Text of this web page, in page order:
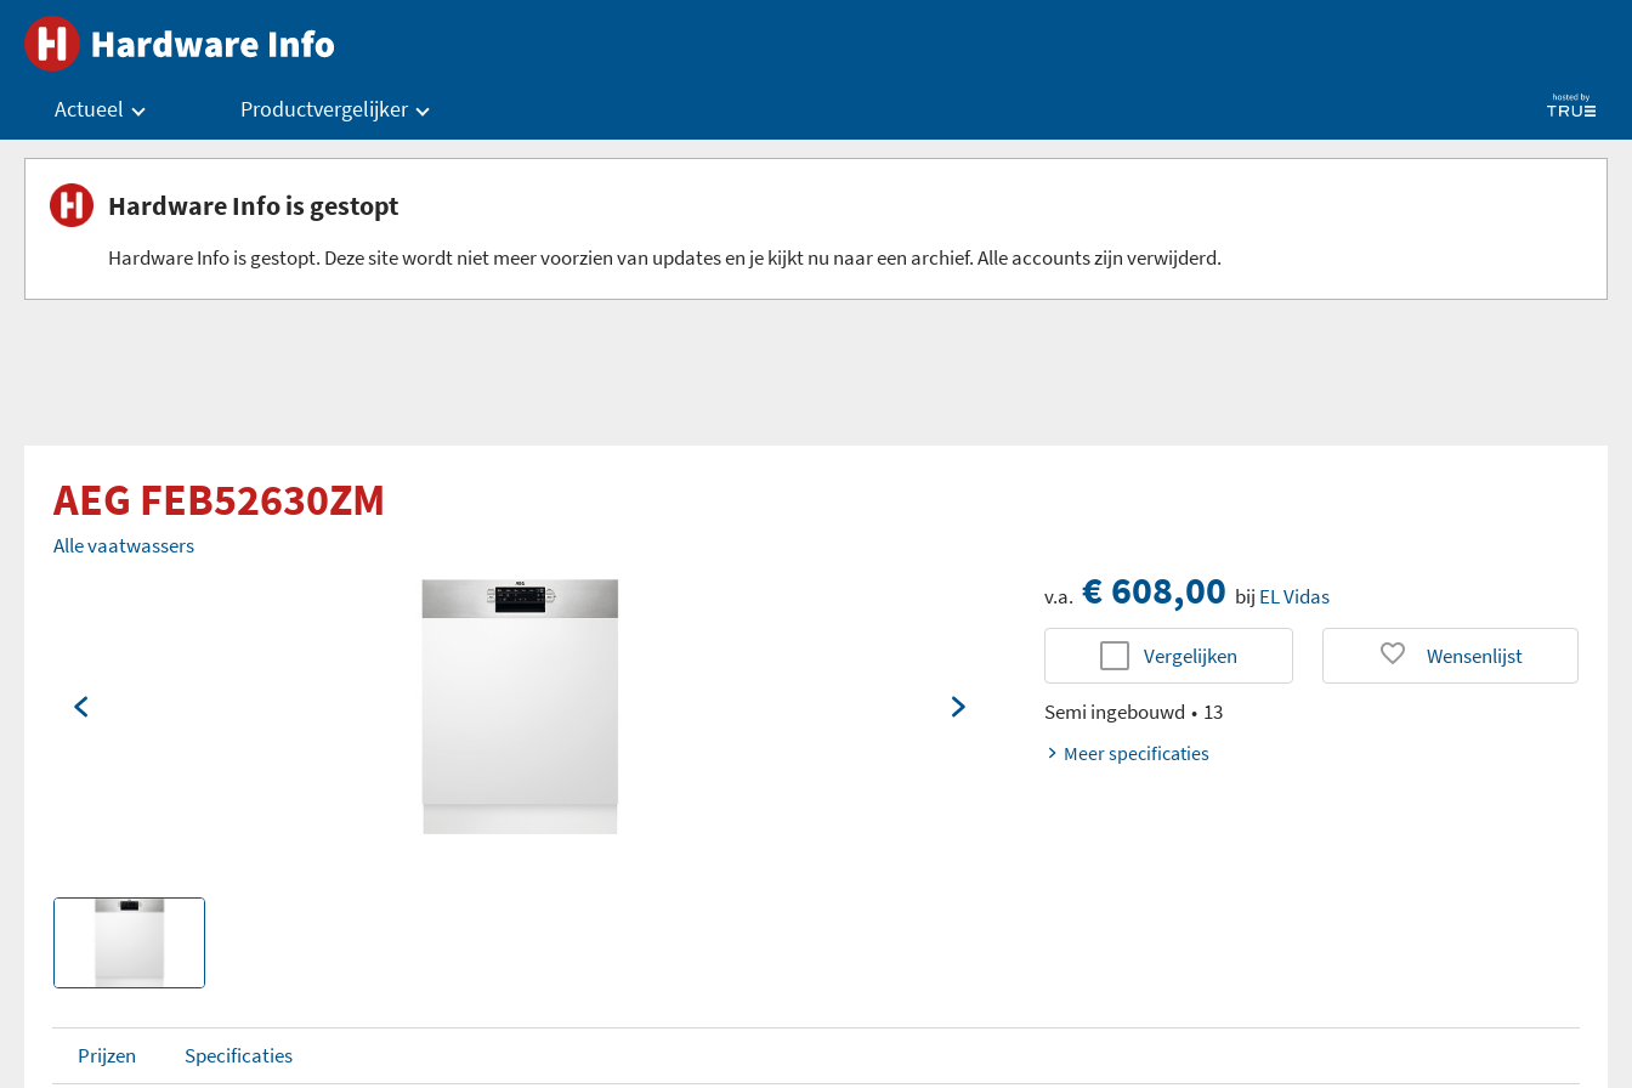
Actueel Productvergelijker
Hardware Info is gestopt
Hardware Info is gestopt. Deze site wordt niet meer voorzien van updates en je kijkt nu naar een archief. Alle accounts zijn verwijderd.
AEG FEB52630ZM
Alle vaatwassers
v.a. € 608,00 bij EL Vidas
Vergelijken Wensenlijst
Semi ingebouwd 13
Meer specificaties
Prijzen Specificaties